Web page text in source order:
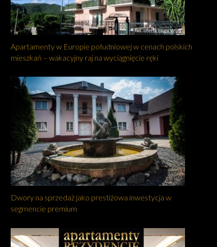
Apartamenty w Europie południowej w cenach polskich
mieszkań – wakacyjny raj na wyciągnięcie ręki
Dwory na sprzedaż jako prestiżowa inwestycja w
segmencie premium